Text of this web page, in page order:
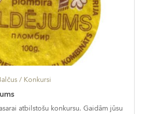
/ Konkursi
atbilstošu konkursu. Gaidām jūsu